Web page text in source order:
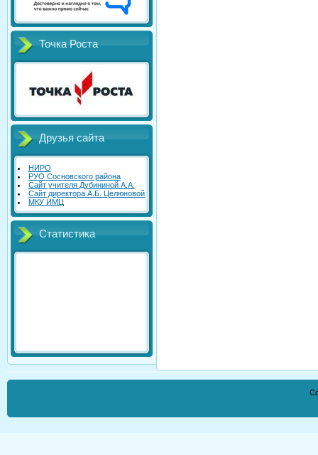
Точка Роста
Друзья сайта
НИРО
РУО Сосновского района
Cайт учителя Дубининой А.А.
Cайт директора А.Б. Целюновой
МКУ ИМЦ
Статистика